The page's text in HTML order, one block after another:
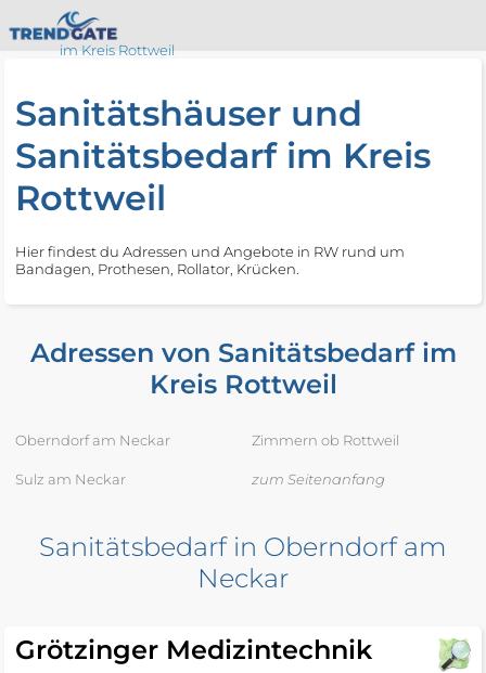
im Kreis Rottweil
Sanitätshäuser und
Sanitätsbedarf im Kreis
Rottweil
Hier findest du Adressen und Angebote in RW rund um
Bandagen, Prothesen, Rollator, Krücken.
Adressen von Sanitätsbedarf im
Kreis Rottweil
Oberndorf am Neckar
Sulz am Neckar
Zimmern ob Rottweil
zum Seitenanfang
Sanitätsbedarf in Oberndorf am
Neckar
Grötzinger Medizintechnik